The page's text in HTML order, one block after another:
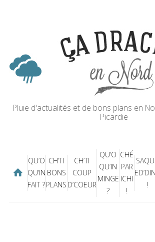
Pluie d'actualités et de bons plans en
Picardie
QU’O
QU’IN
FAIT ?
CH’TI
BONS
PLANS
CH’TI
COUP
D’COEUR
QU’O
QU’IN
MINGE
?
CHÉ
PAR
ICHI
!
!